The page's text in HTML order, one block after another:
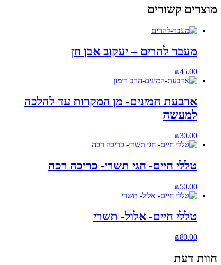
מוצרים קשורים
מעבר להרים – יעקוב אבן חן
₪45.00
ארבעת המינים- מן המקרות עד להלכה
למעשה
₪30.00
טללי חיים- חגי תשרי- כריכה רכה
₪50.00
טללי חיים- אלול- תשרי
₪80.00
חוות דעת